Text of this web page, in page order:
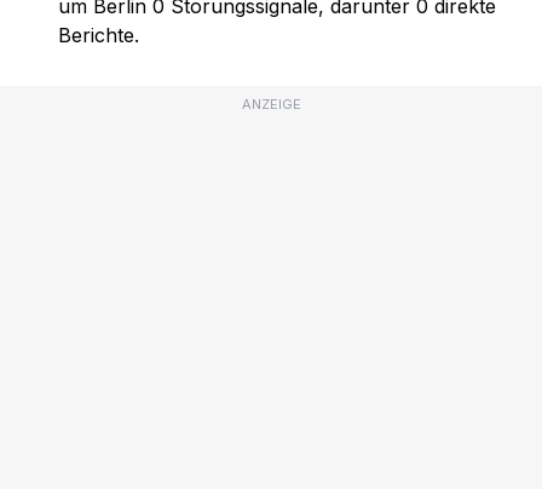
um Berlin 0 Storungssignale, darunter 0 direkte
Berichte.
ANZEIGE